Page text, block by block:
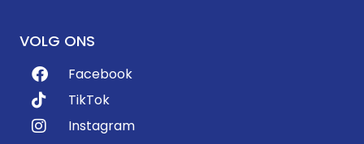
VOLG ONS
Facebook
TikTok
Instagram